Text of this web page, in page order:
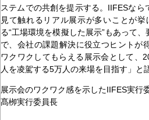
ステムでの共創を提示する。IIFESな
見て触れるリアル展示が多いことが
る“工場環境を模擬した展示”もあって
で、会社の課題解決に役立つヒントが
ワクワクしてもらえる展示会として、
人を凌駕する5万人の来場を目指す」と
展示会のワクワク感を示したIIFES実行
髙栁実行委員長